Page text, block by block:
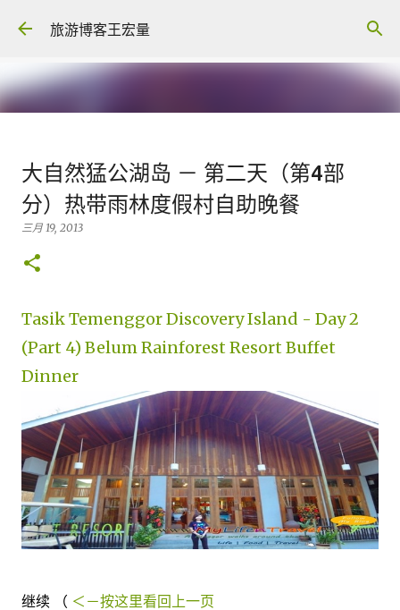
旅游博客王宏量
各大电脑专家公认最强的 -- Dual
screen Laptop
八月 06, 2026 FACEBOOK POST
大自然猛公湖岛 － 第二天（第4部
分）热带雨林度假村自助晚餐
三月 19, 2013
Tasik Temenggor Discovery Island - Day 2
(Part 4) Belum Rainforest Resort Buffet
Dinner
继续 （ ＜－按这里看回上一页